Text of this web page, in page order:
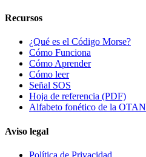
Recursos
¿Qué es el Código Morse?
Cómo Funciona
Cómo Aprender
Cómo leer
Señal SOS
Hoja de referencia (PDF)
Alfabeto fonético de la OTAN
Aviso legal
Política de Privacidad